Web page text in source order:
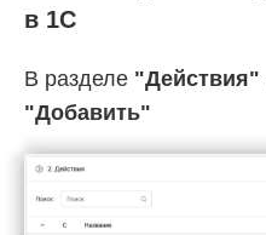
в 1С
В разделе "Действия"
"Добавить"